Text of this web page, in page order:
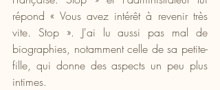
répond « Vous avez intérêt à revenir très
vite. Stop ». J'ai lu aussi pas mal de
biographies, notamment celle de sa petite-
fille, qui donne des aspects un peu plus
intimes.